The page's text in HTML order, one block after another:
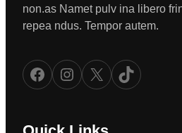
non.as Namet pulv ina libero
repea ndus. Tempor autem.
Facebook Instagram X TikTok